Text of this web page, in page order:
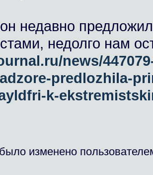
недавно
недолго нам
news/
predlozhila-
k-
изменено